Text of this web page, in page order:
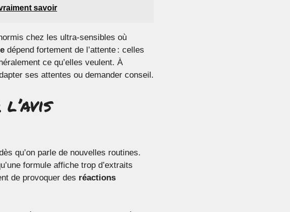
savoir
chez les ultra-sensibles où
dépend fortement de l’attente : celles
ce qu’elles veulent. À
ses attentes ou demander conseil.
qu’on parle de nouvelles routines.
formule affiche trop d’extraits
de provoquer des réactions